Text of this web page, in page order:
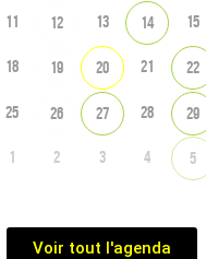
11 12 13 14 15
18 19 20 21 22
25 26 27 28 29
1 2 3 4 5
Voir tout l'agenda